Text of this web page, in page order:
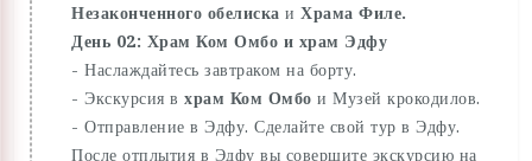
Незаконченного обелиска и Храма Филе.
День 02: Храм Ком Омбо и храм Эдфу
- Наслаждайтесь завтраком на борту.
- Экскурсия в храм Ком Омбо и Музей крокодилов.
- Отправление в Эдфу. Сделайте свой тур в Эдфу.
После отплытия в Эдфу вы совершите экскурсию на